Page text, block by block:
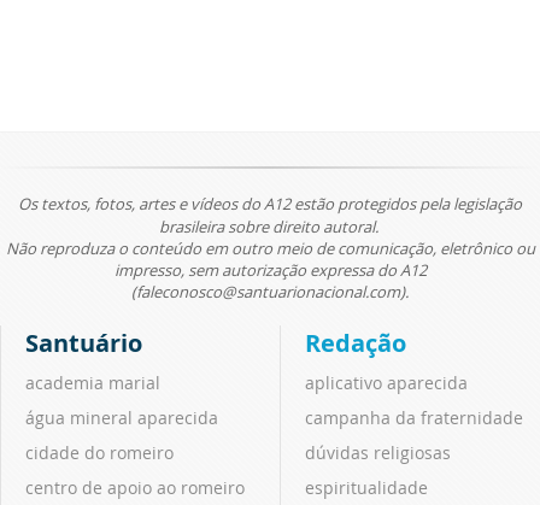
Os textos, fotos, artes e vídeos do A12 estão protegidos pela legislação
brasileira sobre direito autoral.
Não reproduza o conteúdo em outro meio de comunicação, eletrônico ou
impresso, sem autorização expressa do A12
(faleconosco@santuarionacional.com).
Santuário
academia marial
água mineral aparecida
cidade do romeiro
centro de apoio ao romeiro
Redação
aplicativo aparecida
campanha da fraternidade
dúvidas religiosas
espiritualidade